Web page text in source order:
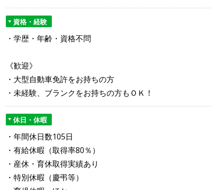
資格・経験
・学歴・年齢・資格不問
《歓迎》
・大型自動車免許をお持ちの方
・未経験、ブランクをお持ちの方もＯＫ！
休日・休暇
・年間休日数105日
・有給休暇（取得率80％）
・産休・育休取得実績あり
・特別休暇（慶弔等）